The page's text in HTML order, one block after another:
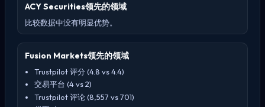
ACY Securities领先的领域
比较数据中没有明显优势。
Fusion Markets领先的领域
Trustpilot 评分 (4.8 vs 4.4)
交易平台 (4 vs 2)
Trustpilot 评论 (8,557 vs 701)